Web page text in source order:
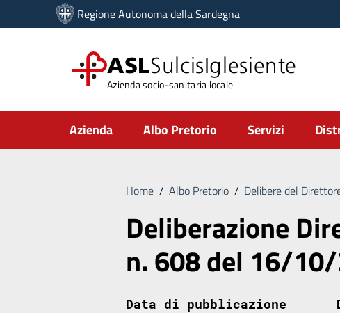
Vai ai contenuti
Vai al menu di navigazione
Regione Autonoma della Sardegna
ASLSulcisIglesiente
Azienda socio-sanitaria locale
Submenu
Azienda Albo Pretorio Servizi
Home / Albo Pretorio / Delibere del
Deliberazione
n. 608 del 16/
Data di pubblicazione